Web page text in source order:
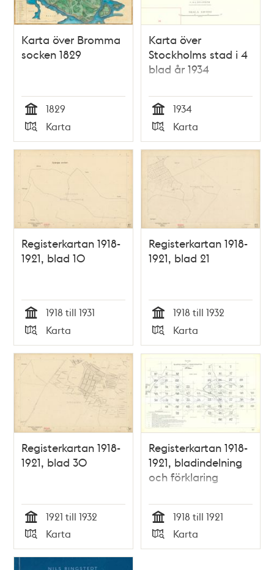
Karta över Bromma
socken 1829
Tid
1829
Typ
Karta
Karta över
Stockholms stad i 4
blad år 1934
Tid
1934
Typ
Karta
Registerkartan 1918-
1921, blad 10
Tid
1918 till 1931
Typ
Karta
Registerkartan 1918-
1921, blad 21
Tid
1918 till 1932
Typ
Karta
Registerkartan 1918-
1921, blad 30
Tid
1921 till 1932
Typ
Karta
Registerkartan 1918-
1921, bladindelning
och förklaring
Tid
1918 till 1921
Typ
Karta